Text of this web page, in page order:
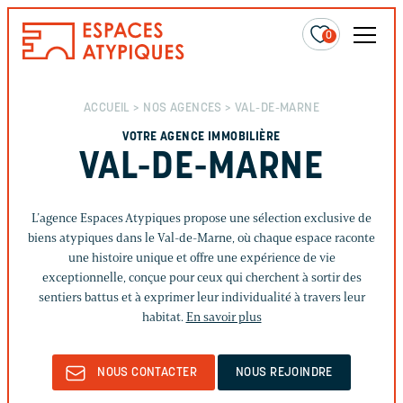
0
ACCUEIL > NOS AGENCES > VAL-DE-MARNE
VOTRE AGENCE IMMOBILIÈRE
VAL-DE-MARNE
L’agence Espaces Atypiques propose une sélection exclusive de
biens atypiques dans le Val-de-Marne, où chaque espace raconte
une histoire unique et offre une expérience de vie
exceptionnelle, conçue pour ceux qui cherchent à sortir des
sentiers battus et à exprimer leur individualité à travers leur
habitat.En savoir plus
NOUS CONTACTER NOUS REJOINDRE